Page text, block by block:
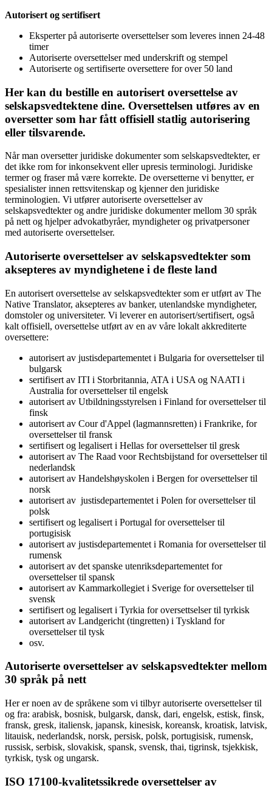
Autorisert og sertifisert
Eksperter på autoriserte oversettelser som leveres innen 24-48
timer
Autoriserte oversettelser med underskrift og stempel
Autoriserte og sertifiserte oversettere for over 50 land
Her kan du bestille en autorisert oversettelse av
selskapsvedtektene dine. Oversettelsen utføres av en
oversetter som har fått offisiell statlig autorisering
eller tilsvarende.
Når man oversetter juridiske dokumenter som selskapsvedtekter, er
det ikke rom for inkonsekvent eller upresis terminologi. Juridiske
termer og fraser må være korrekte. De oversetterne vi benytter, er
spesialister innen rettsvitenskap og kjenner den juridiske
terminologien. Vi utfører autoriserte oversettelser av
selskapsvedtekter og andre juridiske dokumenter mellom 30 språk
på nett og hjelper advokatbyråer, myndigheter og privatpersoner
med autoriserte oversettelser.
Autoriserte oversettelser av selskapsvedtekter som
aksepteres av myndighetene i de fleste land
En autorisert oversettelse av selskapsvedtekter som er utført av The
Native Translator, aksepteres av banker, utenlandske myndigheter,
domstoler og universiteter. Vi leverer en autorisert/sertifisert, også
kalt offisiell, oversettelse utført av en av våre lokalt akkrediterte
oversettere:
autorisert av justisdepartementet i Bulgaria for oversettelser til
bulgarsk
sertifisert av ITI i Storbritannia, ATA i USA og NAATI i
Australia for oversettelser til engelsk
autorisert av Utbildningsstyrelsen i Finland for oversettelser til
finsk
autorisert av Cour d'Appel (lagmannsretten) i Frankrike, for
oversettelser til fransk
sertifisert og legalisert i Hellas for oversettelser til gresk
autorisert av The Raad voor Rechtsbijstand for oversettelser til
nederlandsk
autorisert av Handelshøyskolen i Bergen for oversettelser til
norsk
autorisert av justisdepartementet i Polen for oversettelser til
polsk
sertifisert og legalisert i Portugal for oversettelser til
portugisisk
autorisert av justisdepartementet i Romania for oversettelser til
rumensk
autorisert av det spanske utenriksdepartementet for
oversettelser til spansk
autorisert av Kammarkollegiet i Sverige for oversettelser til
svensk
sertifisert og legalisert i Tyrkia for oversettselser til tyrkisk
autorisert av Landgericht (tingretten) i Tyskland for
oversettelser til tysk
osv.
Autoriserte oversettelser av selskapsvedtekter mellom
30 språk på nett
Her er noen av de språkene som vi tilbyr autoriserte oversettelser til
og fra: arabisk, bosnisk, bulgarsk, dansk, dari, engelsk, estisk, finsk,
fransk, gresk, italiensk, japansk, kinesisk, koreansk, kroatisk, latvisk,
litauisk, nederlandsk, norsk, persisk, polsk, portugisisk, rumensk,
russisk, serbisk, slovakisk, spansk, svensk, thai, tigrinsk, tsjekkisk,
tyrkisk, tysk og ungarsk.
ISO 17100-kvalitetssikrede oversettelser av